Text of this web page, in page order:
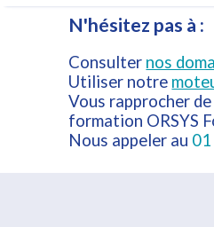
N'hésitez pas à :
Consulter nos
Utiliser notre
Vous rapprocher
formation ORSYS
Nous appeler au